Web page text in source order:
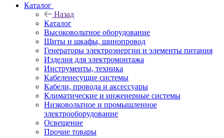
Каталог
Назад
Каталог
Высоковольтное оборудование
Щиты и шкафы, шинопровод
Генераторы электроэнергии и элементы питания
Изделия для электромонтажа
Инструменты, техника
Кабеленесущие системы
Кабели, провода и аксессуары
Климатические и инженерные системы
Низковольтное и промышленное
электрооборудование
Освещение
Прочие товары